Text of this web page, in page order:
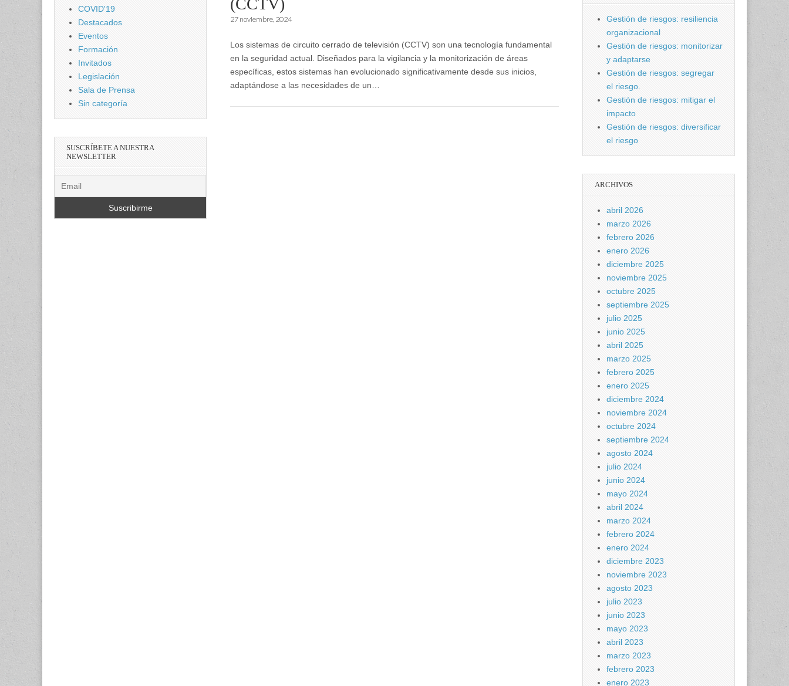
(CCTV)
27 noviembre, 2024
Los sistemas de circuito cerrado de televisión (CCTV) son una tecnología fundamental
en la seguridad actual. Diseñados para la vigilancia y la monitorización de áreas
específicas, estos sistemas han evolucionado significativamente desde sus inicios,
adaptándose a las necesidades de un…
COVID'19
Destacados
Eventos
Formación
Invitados
Legislación
Sala de Prensa
Sin categoría
SUSCRÍBETE A NUESTRA
NEWSLETTER
Gestión de riesgos: resiliencia
organizacional
Gestión de riesgos: monitorizar
y adaptarse
Gestión de riesgos: segregar
el riesgo.
Gestión de riesgos: mitigar el
impacto
Gestión de riesgos: diversificar
el riesgo
ARCHIVOS
abril 2026
marzo 2026
febrero 2026
enero 2026
diciembre 2025
noviembre 2025
octubre 2025
septiembre 2025
julio 2025
junio 2025
abril 2025
marzo 2025
febrero 2025
enero 2025
diciembre 2024
noviembre 2024
octubre 2024
septiembre 2024
agosto 2024
julio 2024
junio 2024
mayo 2024
abril 2024
marzo 2024
febrero 2024
enero 2024
diciembre 2023
noviembre 2023
agosto 2023
julio 2023
junio 2023
mayo 2023
abril 2023
marzo 2023
febrero 2023
enero 2023